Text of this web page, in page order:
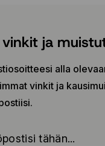
vinkit ja
alla
vinkit ja
tähän...